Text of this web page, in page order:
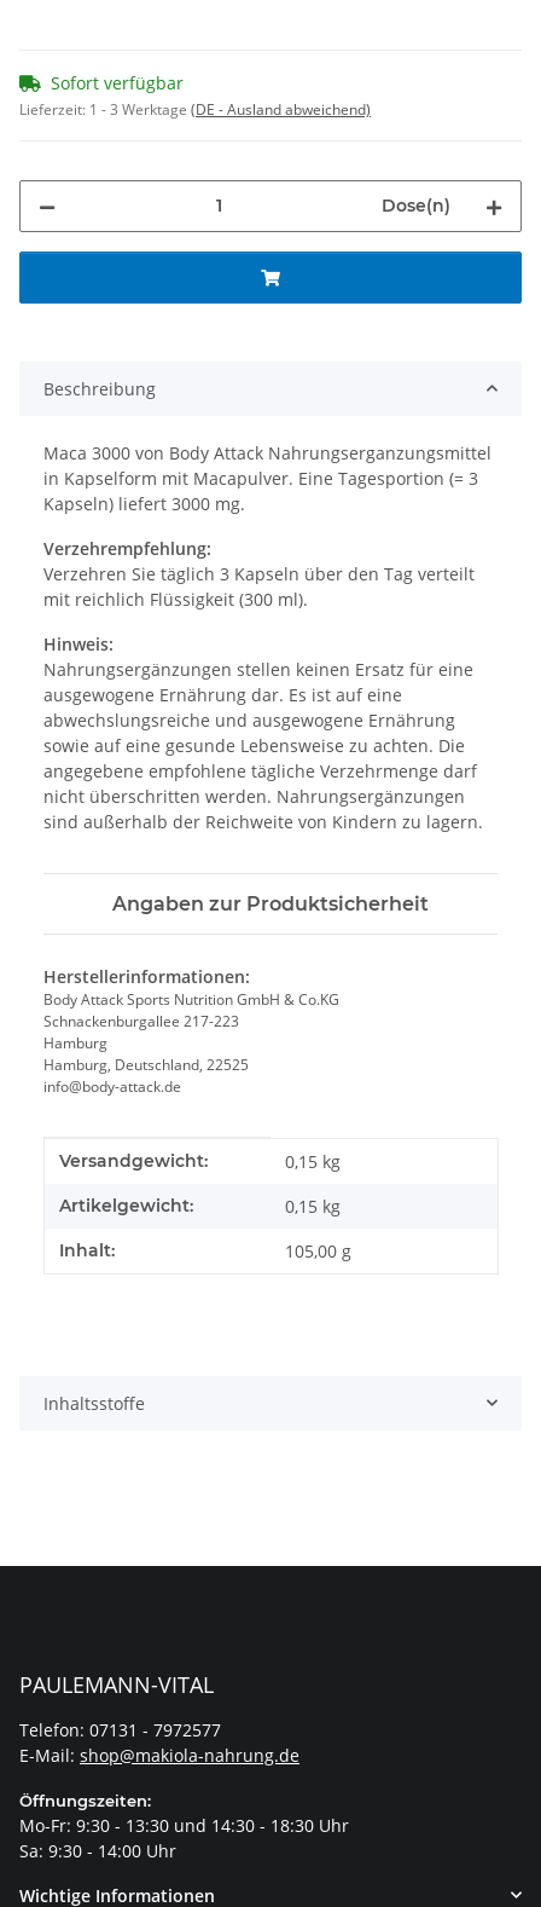
Sofort verfügbar
Lieferzeit: 1 - 3 Werktage (DE - Ausland abweichend)
Dose(n)
Beschreibung
Maca 3000 von Body Attack Nahrungserganzungsmittel
in Kapselform mit Macapulver. Eine Tagesportion (= 3
Kapseln) liefert 3000 mg.
Verzehrempfehlung:
Verzehren Sie täglich 3 Kapseln über den Tag verteilt
mit reichlich Flüssigkeit (300 ml).
Hinweis:
Nahrungsergänzungen stellen keinen Ersatz für eine
ausgewogene Ernährung dar. Es ist auf eine
abwechslungsreiche und ausgewogene Ernährung
sowie auf eine gesunde Lebensweise zu achten. Die
angegebene empfohlene tägliche Verzehrmenge darf
nicht überschritten werden. Nahrungsergänzungen
sind außerhalb der Reichweite von Kindern zu lagern.
Angaben zur Produktsicherheit
Herstellerinformationen:
Body Attack Sports Nutrition GmbH & Co.KG
Schnackenburgallee 217-223
Hamburg
Hamburg, Deutschland, 22525
info@body-attack.de
Produkteigenschaft
Wert
Versandgewicht: 0,15 kg
Artikelgewicht: 0,15 kg
Inhalt: 105,00 g
Inhaltsstoffe
PAULEMANN-VITAL
Telefon: 07131 - 7972577
E-Mail: shop@makiola-nahrung.de
Öffnungszeiten:
Mo-Fr: 9:30 - 13:30 und 14:30 - 18:30 Uhr
Sa: 9:30 - 14:00 Uhr
Wichtige Informationen